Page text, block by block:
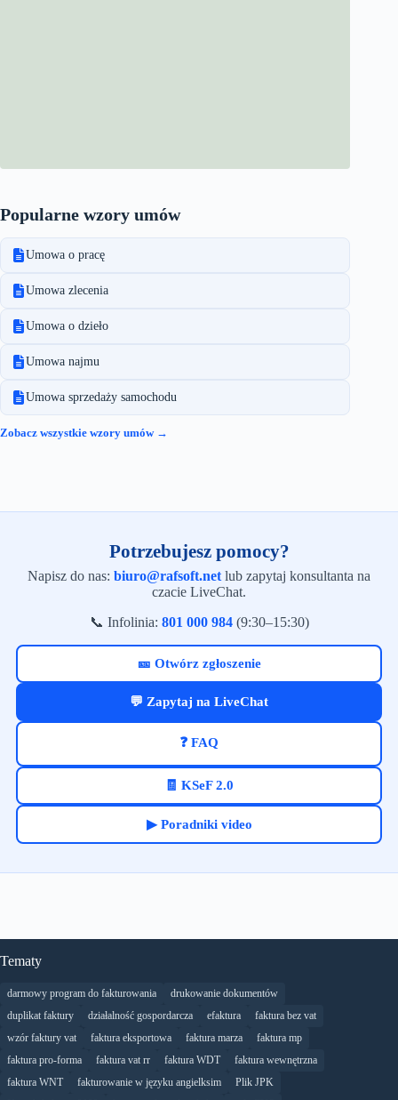
Popularne wzory umów
Umowa o pracę
Umowa zlecenia
Umowa o dzieło
Umowa najmu
Umowa sprzedaży samochodu
Zobacz wszystkie wzory umów →
Potrzebujesz pomocy?
Napisz do nas: biuro@rafsoft.net lub zapytaj konsultanta na
czacie LiveChat.
📞 Infolinia: 801 000 984(9:30–15:30)
🎫 Otwórz zgłoszenie
💬 Zapytaj na LiveChat
❓ FAQ
🧾 KSeF 2.0
▶ Poradniki video
Tematy
darmowy program do fakturowania
drukowanie dokumentów
duplikat faktury
działalność gospordarcza efaktura
faktura bez vat
wzór faktury vat
faktura eksportowa faktura marza
faktura mp
faktura pro-forma
faktura vat rr faktura WDT
faktura wewnętrzna
faktura WNT
fakturowanie w języku angielksim
Plik JPK